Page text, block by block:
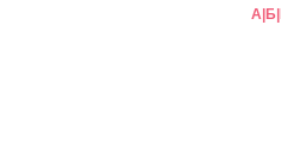
А Б